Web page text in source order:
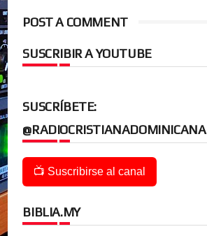
POST A COMMENT
SUSCRIBIR A YOUTUBE
SUSCRÍBETE:
@RADIOCRISTIANADOMINICANA
📺 Suscribirse al canal
BIBLIA.MY